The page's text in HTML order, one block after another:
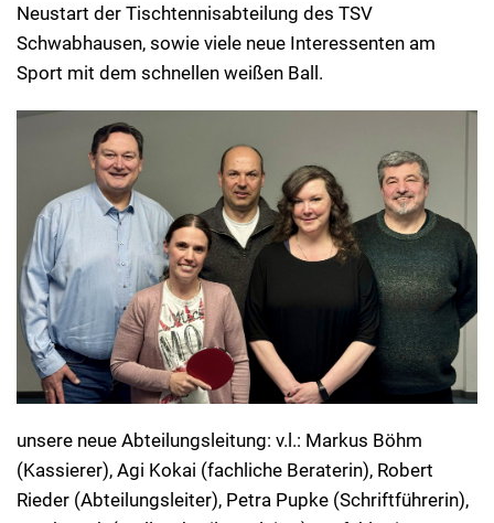
Neustart der Tischtennisabteilung des TSV
Schwabhausen, sowie viele neue Interessenten am
Sport mit dem schnellen weißen Ball.
unsere neue Abteilungsleitung: v.l.: Markus Böhm
(Kassierer), Agi Kokai (fachliche Beraterin), Robert
Rieder (Abteilungsleiter), Petra Pupke (Schriftführerin),